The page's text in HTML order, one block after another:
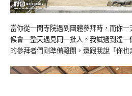
當你從一間寺院遇到團體參拜時，而你
候會一整天遇見同一批人。我試過到達
的參拜者們剛準備離開，還跟我說「你也